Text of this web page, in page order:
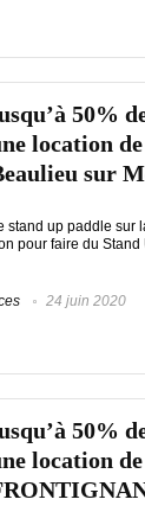
50%
location
sur
stand up paddle sur
pour faire du
24 juin 2020
50%
location